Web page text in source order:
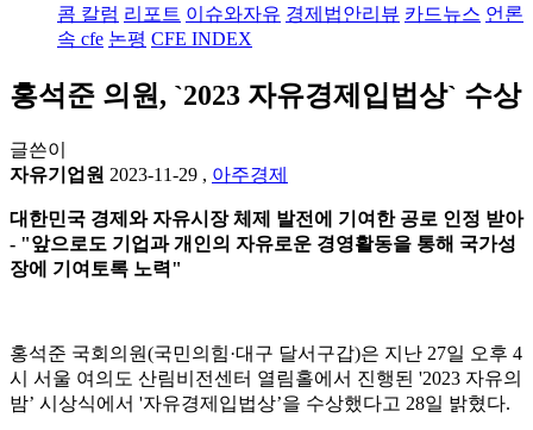
콤 칼럼 리포트 이슈와자유 경제법안리뷰 카드뉴스 언론
속 cfe 논평 CFE INDEX
홍석준 의원, `2023 자유경제입법상` 수상
글쓴이
자유기업원 2023-11-29 , 아주경제
대한민국 경제와 자유시장 체제 발전에 기여한 공로 인정 받아
- "앞으로도 기업과 개인의 자유로운 경영활동을 통해 국가성
장에 기여토록 노력"
홍석준 국회의원(국민의힘·대구 달서구갑)은 지난 27일 오후 4
시 서울 여의도 산림비전센터 열림홀에서 진행된 '2023 자유의
밤’ 시상식에서 '자유경제입법상’을 수상했다고 28일 밝혔다.